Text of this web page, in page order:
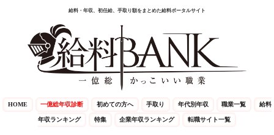
給料・年収、初任給、手取り額をまとめた給料ポータルサイト
HOME 一億総年収診断 初めての方へ 手取り 年代別年収 職業一覧 給料
年収ランキング 特集 企業年収ランキング 転職サイト一覧